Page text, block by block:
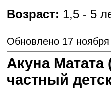
Возраст: 1,5 - 5
Обновлено 17
Акуна Матата
частный